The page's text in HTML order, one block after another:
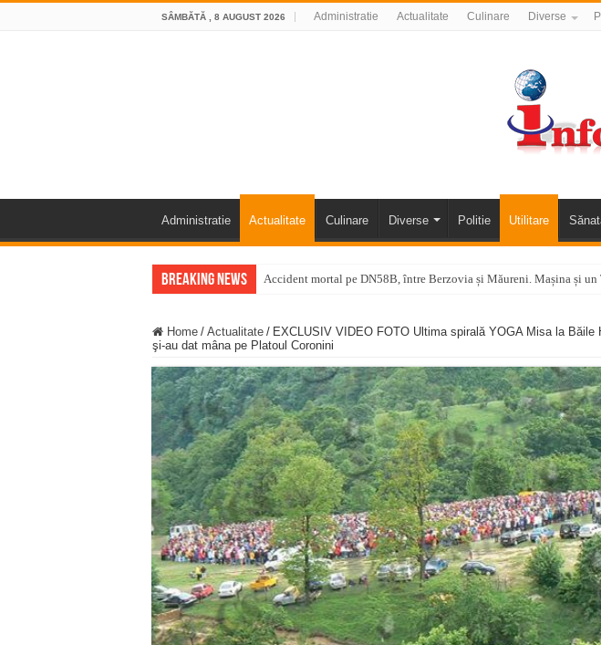
SÂMBĂTĂ , 8 AUGUST 2026 Administratie Actualitate Culinare Diverse
Administratie Actualitate Culinare Diverse Politie Utilitare
Breaking News Accident mortal pe DN58B, între Berzovia și Măureni. Mașina și
Furtuna și vijelia au lovit Valea Almăjului și zona Oravița –
Întreruperi temporare ale furnizării apei potabile în Bocșa Română,
ANUNŢ OPRIRE ANUNŢ OPRIRE APĂ în ORAVIȚA – 05.08.2026
Anunț important – Închidere temporară Podul de Piatră din
Ștrandul Termal Ring din Oravița – locul unde natura a ascuns un
Miresme de lavandă, mentă și flori de vară și râsete de copii la
ANUNȚ OPRIRE APĂ în Reșița – avarie – 04.08.2026 – str.
ANUNŢ OPRIRE APĂ în CARANSEBEȘ – 04.08.2026 – avarie –
Home / Actualitate / EXCLUSIV VIDEO FOTO Ultima spirală YOGA Misa la Băile
şi-au dat mâna pe Platoul Coronini